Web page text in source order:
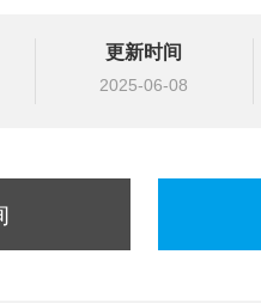
和油垢的形成，
更新时间
2025-06-08